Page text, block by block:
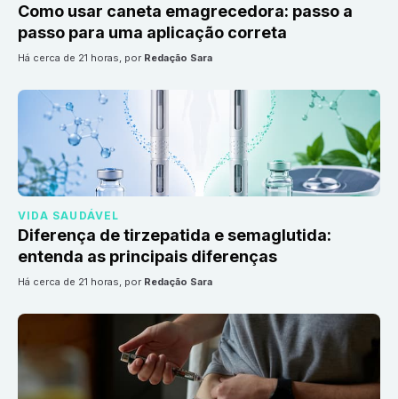
Como usar caneta emagrecedora: passo a
passo para uma aplicação correta
há cerca de 21 horas, por Redação Sara
VIDA SAUDÁVEL
Diferença de tirzepatida e semaglutida:
entenda as principais diferenças
há cerca de 21 horas, por Redação Sara